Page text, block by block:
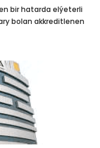
bir hatarda elýeterli
bolan akkreditlenen